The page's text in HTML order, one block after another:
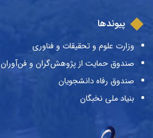
پیوندها
وزارت علوم و تحقیقات و فناوری
صندوق حمایت از پژوهش‌گران و فن‌آوران
صندوق رفاه دانشجویان
بنیاد ملی نخبگان